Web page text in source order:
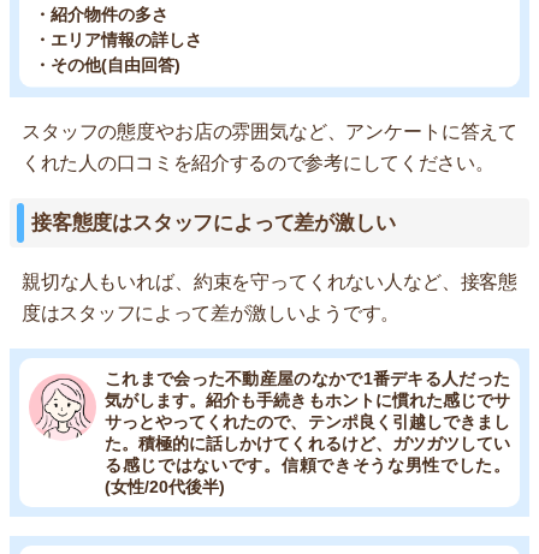
・紹介物件の多さ
・エリア情報の詳しさ
・その他(自由回答)
スタッフの態度やお店の雰囲気など、アンケートに答えて
くれた人の口コミを紹介するので参考にしてください。
接客態度はスタッフによって差が激しい
親切な人もいれば、約束を守ってくれない人など、接客態
度はスタッフによって差が激しいようです。
これまで会った不動産屋のなかで1番デキる人だった
気がします。紹介も手続きもホントに慣れた感じでサ
サっとやってくれたので、テンポ良く引越しできまし
た。積極的に話しかけてくれるけど、ガツガツしてい
る感じではないです。信頼できそうな男性でした。
(女性/20代後半)